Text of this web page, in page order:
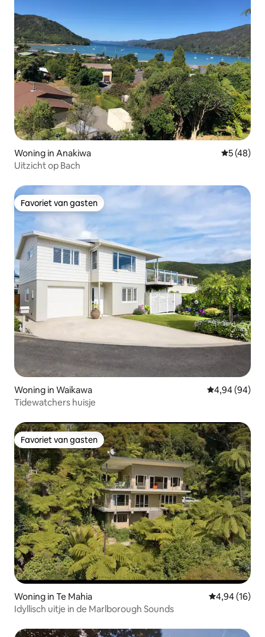
Woning in Anakiwa
5 (48)
Uitzicht op Bach
Favoriet van gasten
Favoriet van gasten
Woning in Waikawa Gemiddelde
4,94 (94)
Tidewatchers huisje
Favoriet van gasten
Favoriet van gasten
Woning in Te Mahia Gemiddelde
4,94 (16)
Idyllisch uitje in de Marlborough Sounds